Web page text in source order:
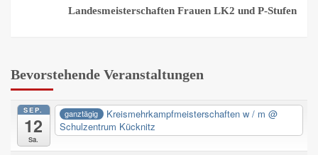
Landesmeisterschaften Frauen LK2 und P-Stufen
Bevorstehende Veranstaltungen
SEP.
12
Sa.
ganztägig Kreismehrkampfmeisterschaften w / m@
Schulzentrum Kücknitz